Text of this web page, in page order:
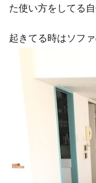
た使い方をしてる自
起きてる時はソフ